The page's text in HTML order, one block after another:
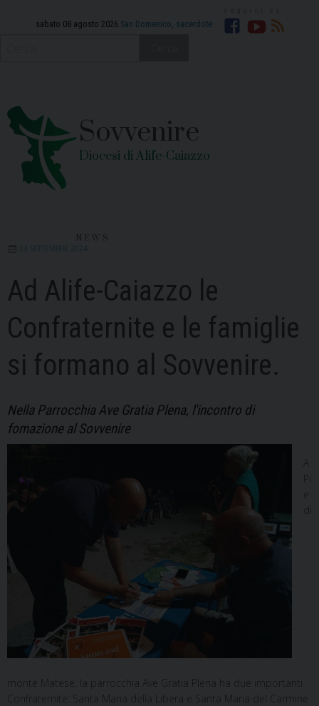
sabato 08 agosto 2026 San Domenico, sacerdote
Sovvenire
Diocesi di Alife-Caiazzo
23 SETTEMBRE 2024
Ad Alife-Caiazzo le
Confraternite e le famiglie
si formano al Sovvenire.
Nella Parrocchia Ave Gratia Plena, l'incontro di
fomazione al Sovvenire
Pi
di
monte Matese, la parrocchia Ave Gratia Plena ha due importanti
Confraternite: Santa Maria della Libera e Santa Maria del Carmine